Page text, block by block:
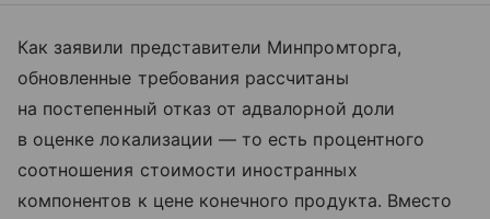
Как заявили представители Минпромторга,
обновленные требования рассчитаны
на постепенный отказ от адвалорной доли
в оценке локализации — то есть процентного
соотношения стоимости иностранных
компонентов к цене конечного продукта. Вместо